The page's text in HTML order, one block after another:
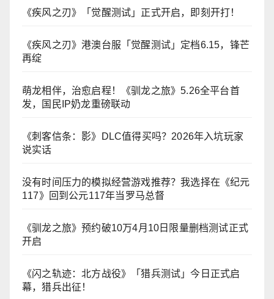
《疾风之刃》「觉醒测试」正式开启，即刻开打！
《疾风之刃》港澳台服「觉醒测试」定档6.15，锋芒
再绽
萌龙相伴，治愈启程！《驯龙之旅》5.26全平台首
发，国民IP奶龙重磅联动
《刺客信条：影》DLC值得买吗？2026年入坑玩家
说实话
没有时间压力的模拟经营游戏推荐？我选择在《纪元
117》回到公元117年当罗马总督
《驯龙之旅》预约破10万4月10日限量删档测试正式
开启
《闪之轨迹：北方战役》「猎兵测试」今日正式启
幕，猎兵出征！